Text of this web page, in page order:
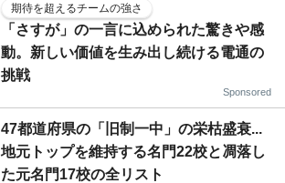
期待を超えるチームの強さ
「さすが」の一言に込められた驚きや感
動。新しい価値を生み出し続ける電通の
挑戦
Sponsored
47都道府県の「旧制一中」の栄枯盛衰...
地元トップを維持する名門22校と凋落し
た元名門17校の全リスト